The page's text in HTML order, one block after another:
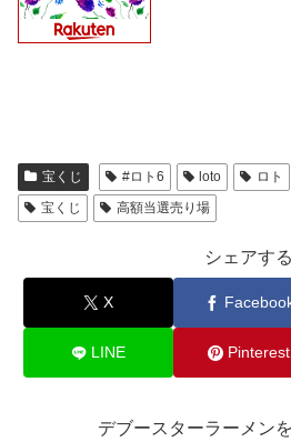
宝くじ #ロト6 loto ロト
宝くじ
高額当選売り場
シェアする
X
LINE Pinterest
デブースターラーメン